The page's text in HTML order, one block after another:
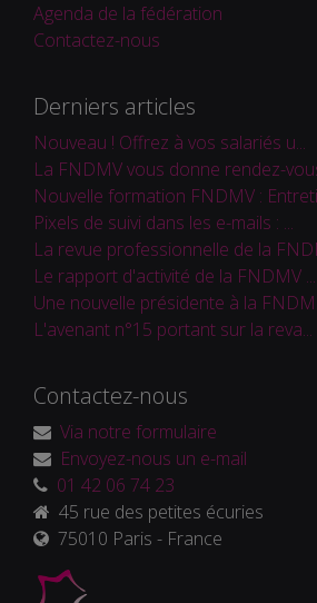
Agenda de la fédération
Contactez-nous
Derniers articles
Nouveau ! Offrez à vos salariés u...
La FNDMV vous donne rendez-
Nouvelle formation FNDMV :
Pixels de suivi dans les e-mails : ...
La revue professionnelle de la
Le rapport d'activité de la FNDMV ...
Une nouvelle présidente à la
L'avenant n°15 portant sur la reva...
Contactez-nous
Via notre formulaire
Envoyez-nous un e-mail
01 42 06 74 23
45 rue des petites écuries
75010 Paris - France